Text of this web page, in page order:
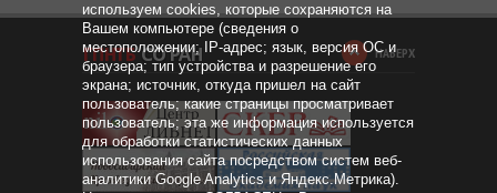
НАВЕРХ
используем cookies, которые сохраняются на
Вашем компьютере (сведения о
местоположении; IP-адрес; язык, версия ОС и
браузера; тип устройства и разрешение его
экрана; источник, откуда пришел на сайт
пользователь; какие страницы просматривает
пользователь; эта же информация используется
для обработки статистических данных
использования сайта посредством систем веб-
аналитики Google Analytics и Яндекс.Метрика).